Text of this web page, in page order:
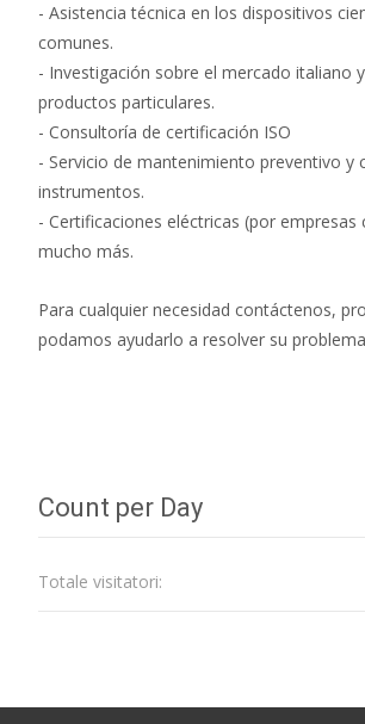
- Asistencia técnica en los dispositivos
comunes.
- Investigación sobre el mercado italiano
productos particulares.
- Consultoría de certificación ISO
- Servicio de mantenimiento preventivo y
instrumentos.
- Certificaciones eléctricas (por empresas
mucho más.
Para cualquier necesidad contáctenos,
podamos ayudarlo a resolver su
Count per Day
Totale visitatori: